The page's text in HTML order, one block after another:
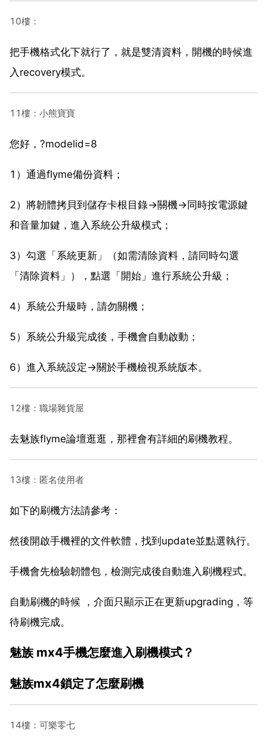
10樓：
把手機格式化下就行了，就是雙清資料，開機的時候進
入recovery模式。
11樓：小熊寶寶
您好，?modelid=8
1）通過flyme備份資料；
2）將韌體拷貝到儲存卡根目錄→關機→同時按電源鍵
和音量加鍵，進入系統公升級模式；
3）勾選「系統更新」（如需清除資料，請同時勾選
「清除資料」），點選「開始」進行系統公升級；
4）系統公升級時，請勿關機；
5）系統公升級完成後，手機會自動啟動；
6）進入系統設定→關於手機檢視系統版本。
12樓：職場雜貨屋
去魅族flyme論壇逛逛，那裡會有詳細的刷機教程。
13樓：匿名使用者
如下的刷機方法請參考：
然後開啟手機裡的文件軟體，找到update並點選執行。
手機會先檢驗韌體包，檢測完成後自動進入刷機程式。
自動刷機的時候 ，介面只顯示正在更新upgrading，等
待刷機完成。
魅族 mx4手機怎麼進入刷機模式？
魅族mx4鎖定了怎麼刷機
14樓：可樂零七